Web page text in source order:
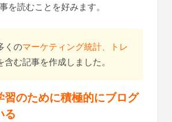
を読むことを好みます。
くのマーケティング統計、トレ
含む記事を作成しました。
習のために積極的にブログ
る